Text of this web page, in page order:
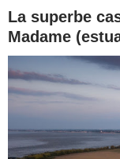
La superbe
Madame